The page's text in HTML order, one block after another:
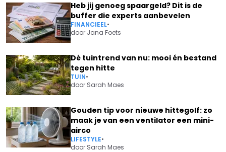
Heb jij genoeg spaargeld? Dit is de
buffer die experts aanbevelen
FINANCIEEL•
door Jana Foets
Dé tuintrend van nu: mooi én bestand
tegen hitte
TUIN•
door Sarah Maes
Gouden tip voor nieuwe hittegolf: zo
maak je van een ventilator een mini-
airco
LIFESTYLE•
door Sarah Maes